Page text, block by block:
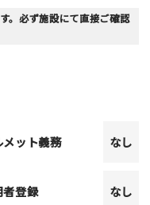
。必ず施設にて直接ご確認
メット義務 なし
者登録 なし